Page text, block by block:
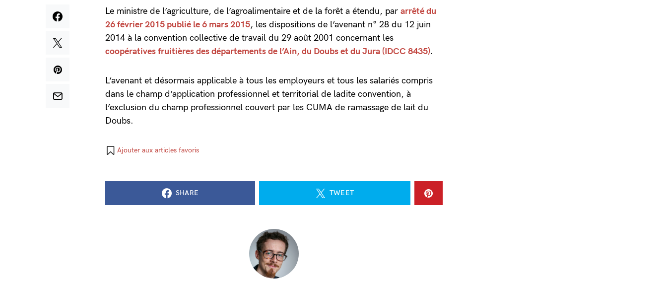
Le ministre de l’agriculture, de l’agroalimentaire et de la forêt a étendu, par arrêté du
26 février 2015 publié le 6 mars 2015, les dispositions de l’avenant n° 28 du 12 juin
2014 à la convention collective de travail du 29 août 2001 concernant les
coopératives fruitières des départements de l’Ain, du Doubs et du Jura (IDCC 8435).
L’avenant et désormais applicable à tous les employeurs et tous les salariés compris
dans le champ d’application professionnel et territorial de ladite convention, à
l’exclusion du champ professionnel couvert par les CUMA de ramassage de lait du
Doubs.
Ajouter aux articles favoris
SHARE TWEET